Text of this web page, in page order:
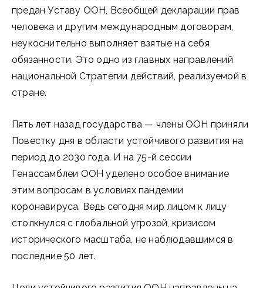
предан Уставу ООН, Всеобщей декларации прав
человека и другим международным договорам,
неукоснительно выполняет взятые на себя
обязанности. Это одно из главных направлений
национальной Стратегии действий, реализуемой в
стране.
Пять лет назад государства — члены ООН приняли
Повестку дня в области устойчивого развития на
период до 2030 года. И на 75-й сессии
Генассамблеи ООН уделено особое внимание
этим вопросам в условиях пандемии
коронавируса. Ведь сегодня мир лицом к лицу
столкнулся с глобальной угрозой, кризисом
исторического масштаба, не наблюдавшимся в
последние 50 лет.